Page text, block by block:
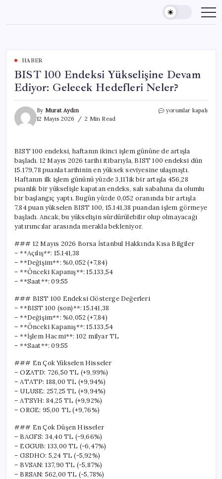
content
HABER
BIST 100 Endeksi Yükselişine Devam
Ediyor: Gelecek Hedefleri Neler?
By Murat Aydın
12 Mayıs 2026
2 Min Read
BIST
Ediyor:
Gelecek
Hedefleri
Neler?
yorumlar kapalı
BIST 100 endeksi, haftanın ikinci işlem gününe de artışla
başladı. 12 Mayıs 2026 tarihi itibarıyla, BIST 100 endeksi dün
15.179,78 puanla tarihinin en yüksek seviyesine ulaşmıştı.
Haftanın ilk işlem gününü yüzde 3,11’lik bir artışla 456,28
puanlık bir yükselişle kapatan endeks, salı sabahına da olumlu
bir başlangıç yaptı. Bugün yüzde 0,052 oranında bir artışla
7,84 puan yükselen BIST 100, 15.141,38 puandan işlem görmeye
başladı. Ancak, bu yükselişin sürdürülebilir olup olmayacağı
yatırımcılar arasında merakla bekleniyor.
### 12 Mayıs 2026 Borsa İstanbul Hakkında Kısa Bilgiler
– **Açılış**: 15.141,38
– **Değişim**: %0,052 (+7,84)
– **Önceki Kapanış**: 15.133,54
– **Saat**: 09:55
### BIST 100 Endeksi Gösterge Değerleri
– **BIST 100 (son)**: 15.141,38
– **Değişim**: %0,052 (+7,84)
– **Önceki Kapanış**: 15.133,54
– **İşlem Hacmi**: 102 milyar TL
– **Saat**: 09:55
### En Çok Yükselen Hisseler
– OZATD: 726,50 TL (+9,99%)
– ATATP: 188,00 TL (+9,94%)
– ULUSE: 257,25 TL (+9,94%)
– ATSYH: 84,25 TL (+9,92%)
– ORGE: 95,00 TL (+9,76%)
### En Çok Düşen Hisseler
– BAGFS: 34,40 TL (-9,66%)
– EGGUB: 133,00 TL (-6,47%)
– GSDHO: 5,24 TL (-5,92%)
– BVSAN: 137,90 TL (-5,87%)
– BRSAN: 562,00 TL (-5,78%)